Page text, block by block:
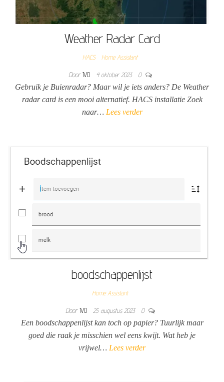
Weather Radar Card
HACS Home Assistant
Door IVO 4 oktober 2023 0
Gebruik je Buienradar? Maar wil je iets anders? De Weather
radar card is een mooi alternatief. HACS installatie Zoek
naar… Lees verder
boodschappenlijst
Home Assistant
Door IVO 25 augustus 2023 0
Een boodschappenlijst kan toch op papier? Tuurlijk maar
goed die raak je misschien wel eens kwijt. Wat heb je
vrijwel… Lees verder